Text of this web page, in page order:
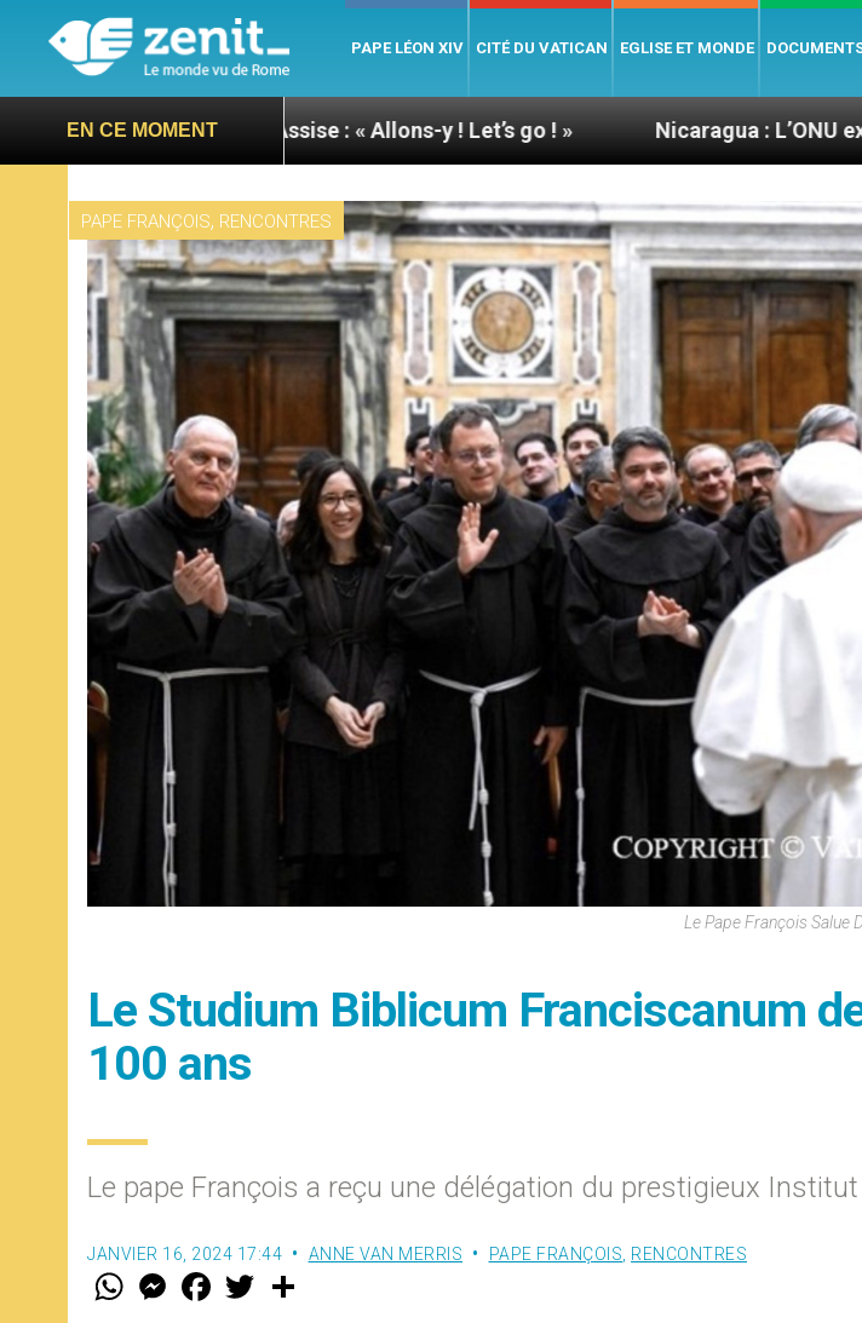
PAPE LÉON XIV CITÉ DU VATICAN EGLISE ET MONDE
EN CE MOMENT
du pape à Assise : « Allons-y ! Let’s go ! » Nicaragua : L’ONU exige des
PAPE FRANÇOIS, RENCONTRES
Le Pape François Salue
Le Studium Biblicum Franciscanum
100 ans
Le pape François a reçu une délégation du prestigieux
JANVIER 16, 2024 17:44 ANNE VAN MERRIS PAPE FRANÇOIS RENCONTRES
W M
e
F
a w